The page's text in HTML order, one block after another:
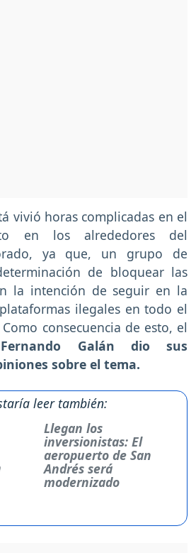
vivió horas complicadas en el
en los alrededores del
ya que, un grupo de
de bloquear las
la intención de seguir en la
ilegales en todo el
consecuencia de esto, el
Galán dio sus
sobre el tema.
leer también:
Llegan los
inversionistas: El
aeropuerto de San
Andrés será
modernizado